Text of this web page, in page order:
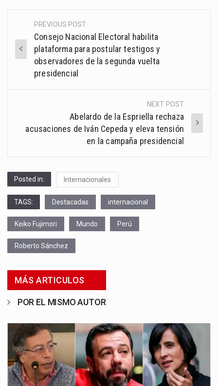
Post
navigation
PREVIOUS POST
Consejo Nacional Electoral habilita
plataforma para postular testigos y
observadores de la segunda vuelta
presidencial
NEXT POST
Abelardo de la Espriella rechaza
acusaciones de Iván Cepeda y eleva tensión
en la campaña presidencial
Posted in: Internacionales
TAGS: Destacadas internacional
Keiko Fujimori Mundo Perú
Roberto Sánchez
MÁS ARTICULOS
POR EL MISMO AUTOR